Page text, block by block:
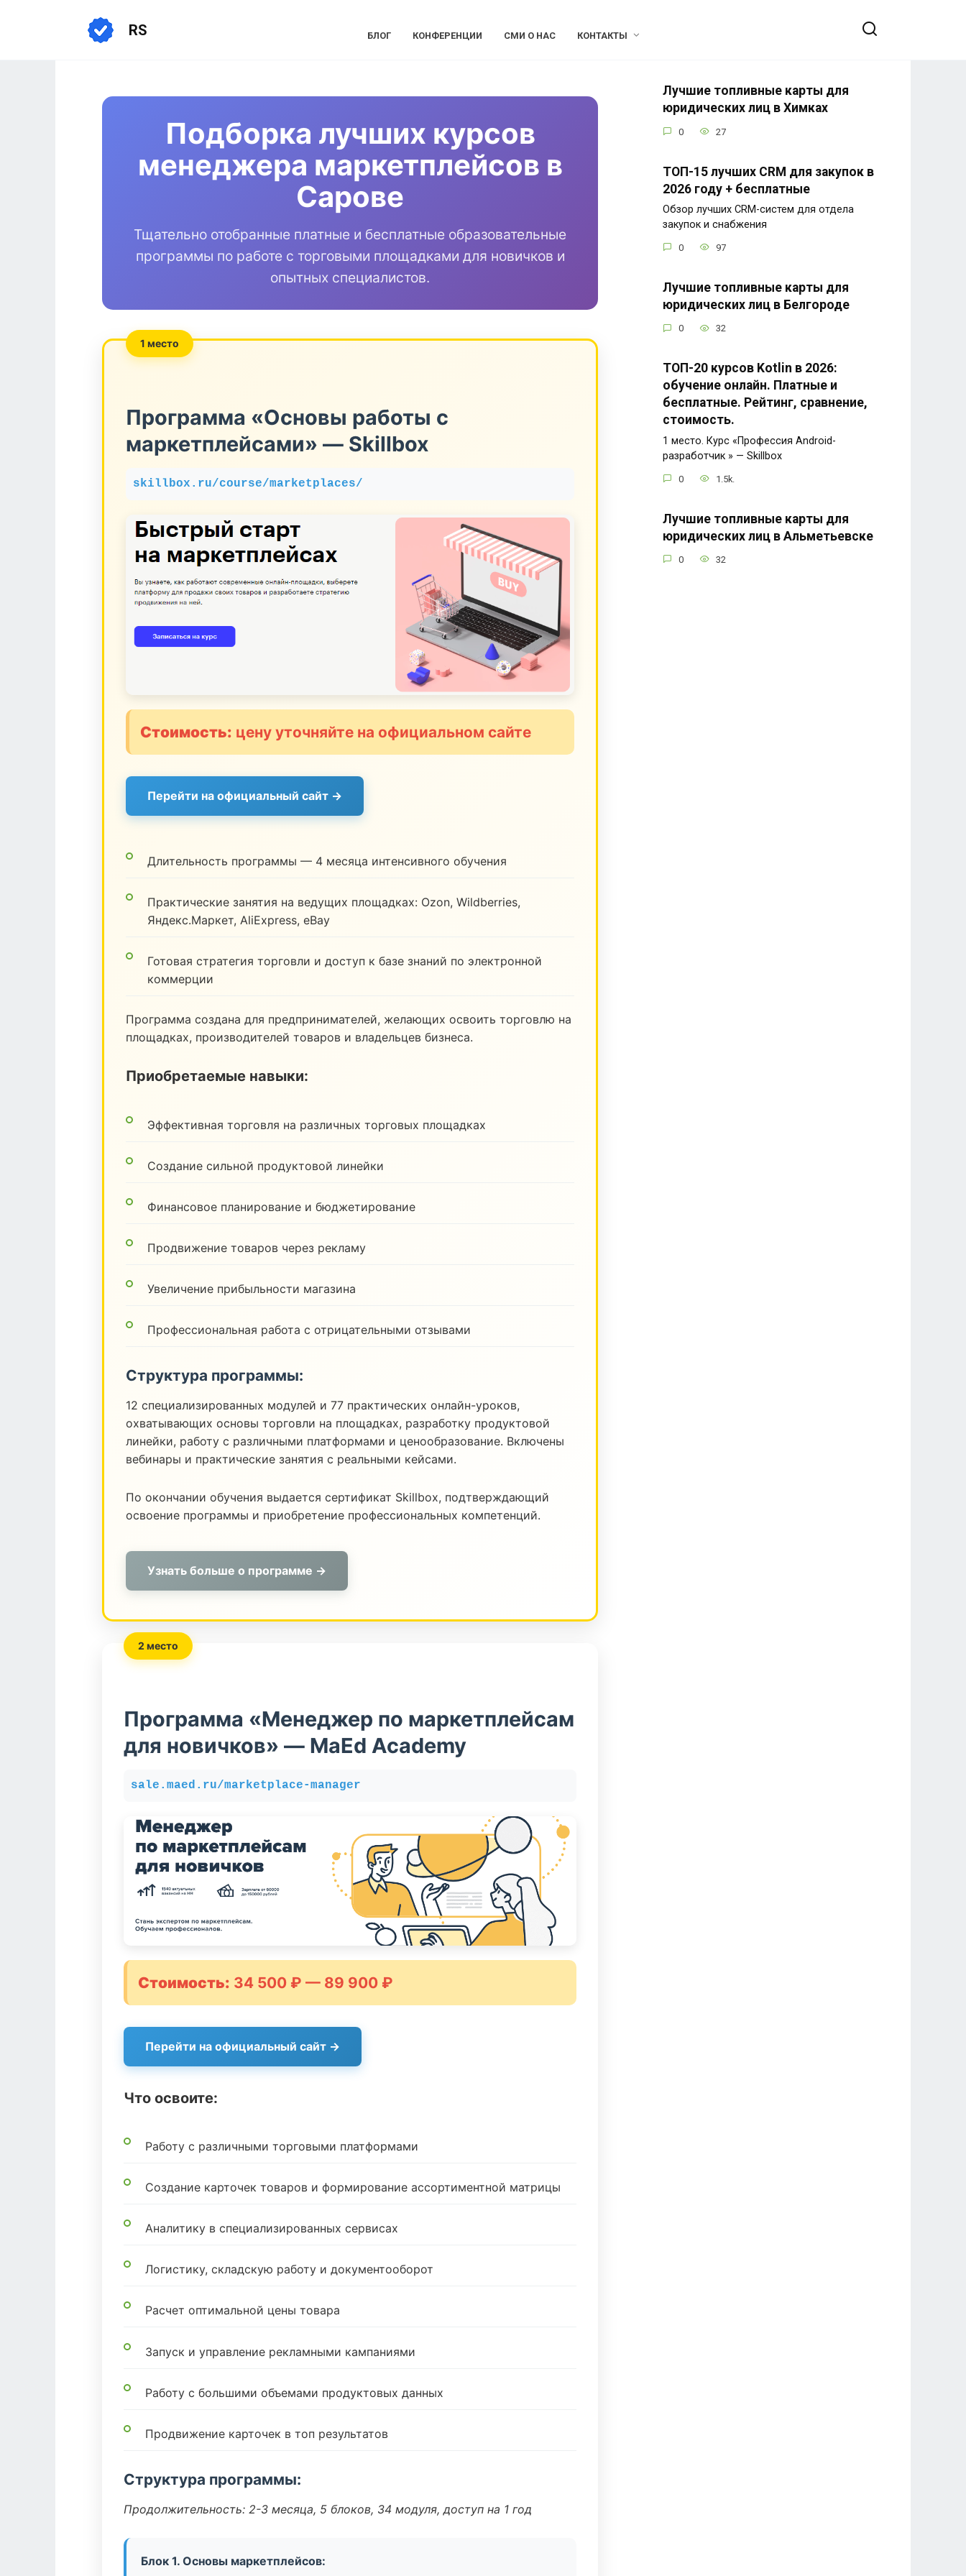
RS БЛОГ КОНФЕРЕНЦИИ СМИ О НАС КОНТАКТЫ
Подборка лучших курсов
менеджера маркетплейсов в
Сарове
Тщательно отобранные платные и бесплатные образовательные
программы по работе с торговыми площадками для новичков и
опытных специалистов.
1 место
Программа «Основы работы с
маркетплейсами» — Skillbox
skillbox.ru/course/marketplaces/
Стоимость: цену уточняйте на официальном сайте
Перейти на официальный сайт →
Длительность программы — 4 месяца интенсивного обучения
Практические занятия на ведущих площадках: Ozon, Wildberries,
Яндекс.Маркет, AliExpress, eBay
Готовая стратегия торговли и доступ к базе знаний по электронной
коммерции
Программа создана для предпринимателей, желающих освоить торговлю на
площадках, производителей товаров и владельцев бизнеса.
Приобретаемые навыки:
Эффективная торговля на различных торговых площадках
Создание сильной продуктовой линейки
Финансовое планирование и бюджетирование
Продвижение товаров через рекламу
Увеличение прибыльности магазина
Профессиональная работа с отрицательными отзывами
Структура программы:
12 специализированных модулей и 77 практических онлайн-уроков,
охватывающих основы торговли на площадках, разработку продуктовой
линейки, работу с различными платформами и ценообразование. Включены
вебинары и практические занятия с реальными кейсами.
По окончании обучения выдается сертификат Skillbox, подтверждающий
освоение программы и приобретение профессиональных компетенций.
Узнать больше о программе →
2 место
Программа «Менеджер по маркетплейсам
для новичков» — MaEd Academy
sale.maed.ru/marketplace-manager
Стоимость: 34 500 ₽ — 89 900 ₽
Перейти на официальный сайт →
Что освоите:
Работу с различными торговыми платформами
Создание карточек товаров и формирование ассортиментной матрицы
Аналитику в специализированных сервисах
Логистику, складскую работу и документооборот
Расчет оптимальной цены товара
Запуск и управление рекламными кампаниями
Работу с большими объемами продуктовых данных
Продвижение карточек в топ результатов
Структура программы:
Продолжительность: 2-3 месяца, 5 блоков, 34 модуля, доступ на 1 год
Блок 1. Основы маркетплейсов:
Лучшие топливные карты для
юридических лиц в Химках
0 27
ТОП-15 лучших CRM для закупок в
2026 году + бесплатные
Обзор лучших CRM-систем для отдела
закупок и снабжения
0 97
Лучшие топливные карты для
юридических лиц в Белгороде
0 32
ТОП-20 курсов Kotlin в 2026:
обучение онлайн. Платные и
бесплатные. Рейтинг, сравнение,
стоимость.
1 место. Курс «Профессия Android-
разработчик » — Skillbox
0 1.5k.
Лучшие топливные карты для
юридических лиц в Альметьевске
0 32